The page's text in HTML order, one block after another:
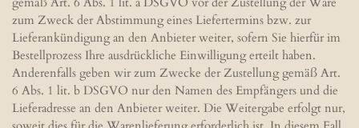
zum Zweck der Abstimmung eines Liefertermins bzw. zur
Lieferankündigung an den Anbieter weiter, sofern Sie hierfür im
Bestellprozess Ihre ausdrückliche Einwilligung erteilt haben.
Anderenfalls geben wir zum Zwecke der Zustellung gemäß Art.
6 Abs. 1 lit. b DSGVO nur den Namen des Empfängers und die
Lieferadresse an den Anbieter weiter. Die Weitergabe erfolgt nur,